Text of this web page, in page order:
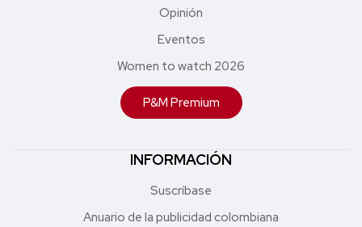
Opinión
Eventos
Women to watch 2026
P&M Premium
INFORMACIÓN
Suscríbase
Anuario de la publicidad colombiana